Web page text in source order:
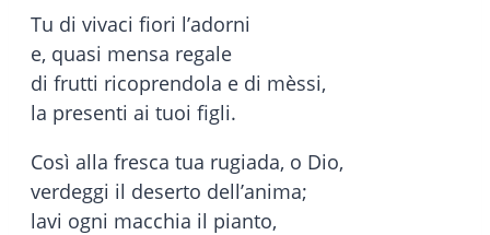
Tu di vivaci fiori l’adorni
e, quasi mensa regale
di frutti ricoprendola e di mèssi,
la presenti ai tuoi figli.
Così alla fresca tua rugiada, o Dio,
verdeggi il deserto dell’anima;
lavi ogni macchia il pianto,